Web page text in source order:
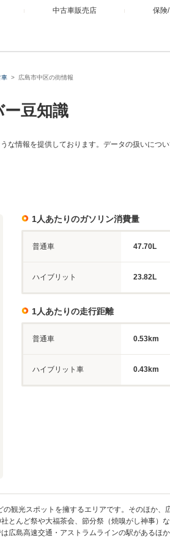
中古車販売店 保険
車 広島市中区の街情報
豆知識
な情報を提供しております。データの扱いにつ
1人あたりのガソリン消費量
普通車 47.70L
ハイブリット 23.82L
1人あたりの走行距離
普通車 0.53km
ハイブリット車 0.43km
観光スポットを擁するエリアです。そのほか
とんど祭や大福茶会、節分祭（焼嗅がし神事）
広島高速交通・アストラムラインの駅がある